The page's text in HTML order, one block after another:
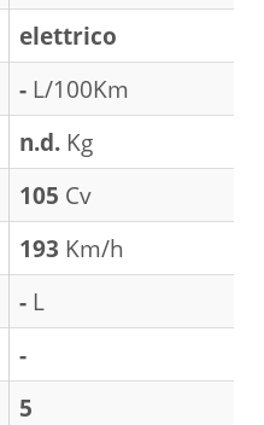
elettrico
- L/100Km
n.d. Kg
105 Cv
193 Km/h
- L
-
5